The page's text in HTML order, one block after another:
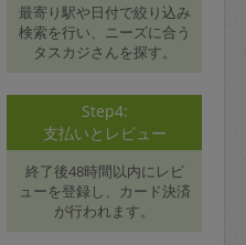
最寄り駅や日付で絞り込み
検索を行い、ニーズに合う
タスカジさんを探す。
Step4:
支払いとレビュー
終了後48時間以内にレビ
ューを登録し、カード決済
が行われます。